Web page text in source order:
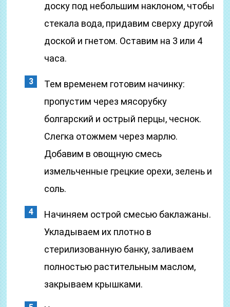
доску под небольшим наклоном, чтобы
стекала вода, придавим сверху другой
доской и гнетом. Оставим на 3 или 4
часа.
Тем временем готовим начинку:
пропустим через мясорубку
болгарский и острый перцы, чеснок.
Слегка отожмем через марлю.
Добавим в овощную смесь
измельченные грецкие орехи, зелень и
соль.
Начиняем острой смесью баклажаны.
Укладываем их плотно в
стерилизованную банку, заливаем
полностью растительным маслом,
закрываем крышками.